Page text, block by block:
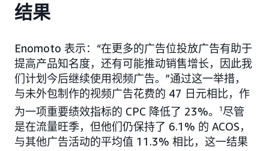
结果
Enomoto 表示：“在更多的广告位投放广告有助于
提高产品知名度，还有可能推动销售增长，因此我
们计划今后继续使用视频广告。”通过这一举措，
与未外包制作的视频广告花费的 47 日元相比，作
为一项重要绩效指标的 CPC 降低了 23%。
1尽管
是在流量旺季，但他们仍保持了 6.1% 的 ACOS，
与其他广告活动的平均值 11.3% 相比，这一结果